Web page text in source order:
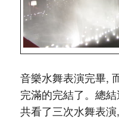
音樂水舞表演完畢,
完滿的完結了。總
共看了三次水舞表